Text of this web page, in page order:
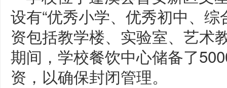
设有“优秀小学、优秀初中、
资包括教学楼、实验室、艺术
期间，学校餐饮中心储备了
资，以确保封闭管理。